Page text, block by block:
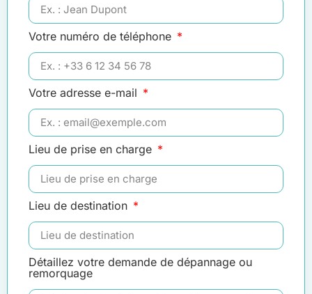
Votre numéro de téléphone
Votre adresse e-mail
Lieu de prise en charge
Lieu de destination
Détaillez votre demande de dépannage ou
remorquage